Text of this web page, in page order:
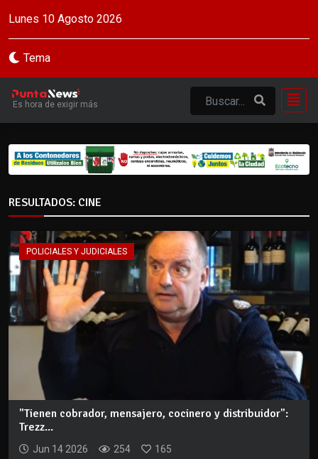
Lunes 10 Agosto 2026
Tema
Es hora de exigir más
RESULTADOS: CINE
POLICIALES Y JUDICIALES
"Tienen cobrador, mensajero, cocinero y distribuidor":
Trezz...
Jun 14 2026 254 165